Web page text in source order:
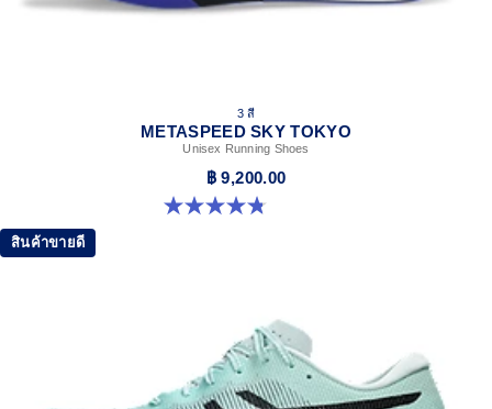
3 สี
METASPEED SKY TOKYO
Unisex Running Shoes
฿ 9,200.00
4.8 จาก 5 ดาว 348 รีวิว
สินค้าขายดี